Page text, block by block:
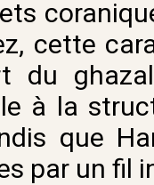
cette
du
à la
que
par un fil